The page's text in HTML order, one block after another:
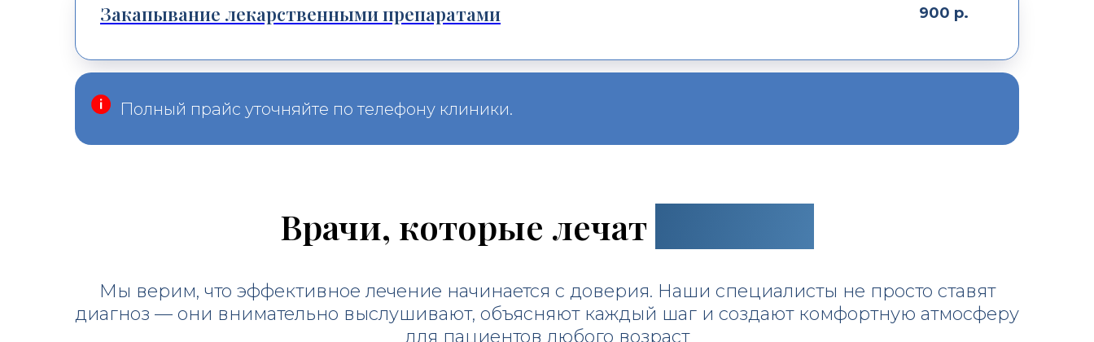
Закапывание лекарственными препаратами 900 р.
Полный прайс уточняйте по телефону клиники.
Врачи, которые лечат
Мы верим, что эффективное лечение начинается с доверия. Наши специалисты не просто ставят
диагноз — они внимательно выслушивают, объясняют каждый шаг и создают комфортную атмосферу
для пациентов любого возраст